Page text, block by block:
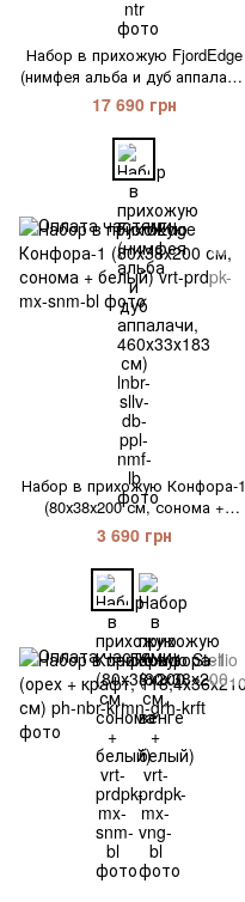
Набор в прихожую FjordEdge
(нимфея альба и дуб аппалачи,
460х33х183 см)
17 690 грн
Набор в прихожую Конфора-1
(80х38х200 см, сонома +
белый)
3 690 грн